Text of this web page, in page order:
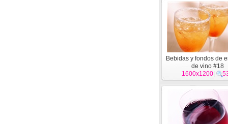
Bebidas y fondos de
de vino #18
1600x1200